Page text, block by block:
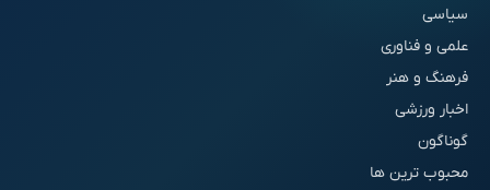
سیاسی
علمی و فناوری
فرهنگ و هنر
اخبار ورزشی
گوناگون
محبوب ترین ها